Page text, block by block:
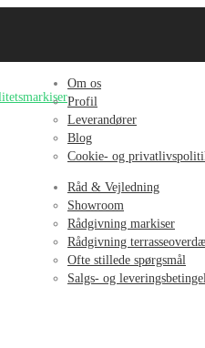
Om os
Profil
Leverandører
Blog
Cookie- og
Råd & Vejledning
Showroom
Rådgivning markiser
Rådgivning
Ofte stillede spørgsmål
Salgs- og